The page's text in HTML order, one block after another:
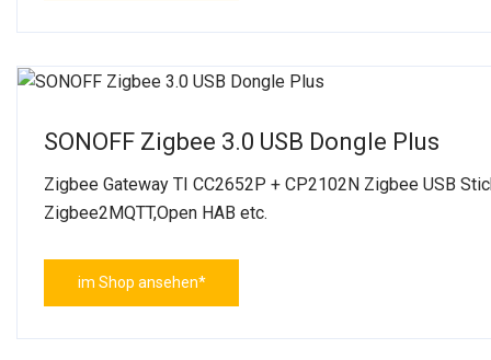
SONOFF Zigbee 3.0 USB Dongle Plus
Zigbee Gateway TI CC2652P + CP2102N Zigbee USB
Zigbee2MQTT,Open HAB etc.
im Shop ansehen*